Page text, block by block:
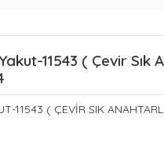
11543 ( Çevir Sık
11543 ( ÇEVİR SIK